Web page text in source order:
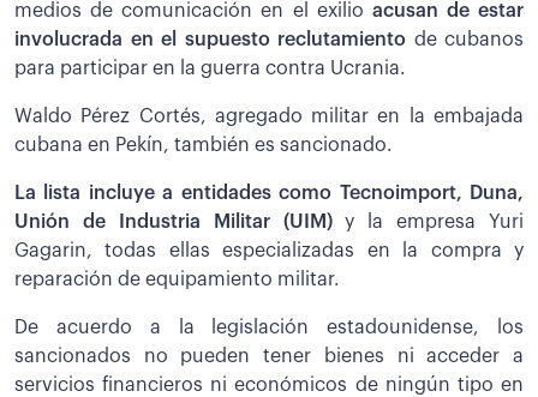
medios de comunicación en el exilio acusan de estar
involucrada en el supuesto reclutamiento de cubanos
para participar en la guerra contra Ucrania.
Waldo Pérez Cortés, agregado militar en la embajada
cubana en Pekín, también es sancionado.
La lista incluye a entidades como Tecnoimport, Duna,
Unión de Industria Militar (UIM)y la empresa Yuri
Gagarin, todas ellas especializadas en la compra y
reparación de equipamiento militar.
De acuerdo a la legislación estadounidense, los
sancionados no pueden tener bienes ni acceder a
servicios financieros ni económicos de ningún tipo en